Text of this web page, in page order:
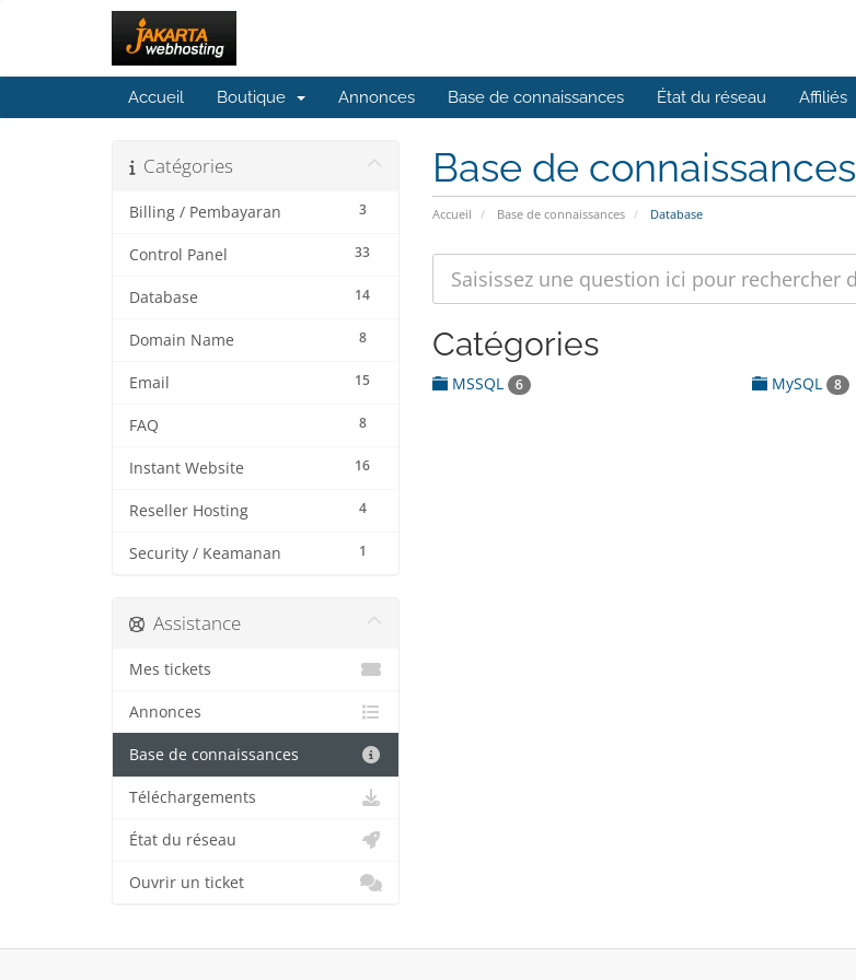
Accueil Boutique Annonces Base de connaissances État du réseau Affiliés
Base de connaissances
Accueil Base de connaissances Database
Catégories
3
Billing / Pembayaran
33
Control Panel
14
Database
8
Domain Name
15
Email
8
FAQ
16
Instant Website
4
Reseller Hosting
1
Security / Keamanan
Catégories
MSSQL 6 MySQL 8
Assistance
Mes tickets
Annonces
Base de connaissances
Téléchargements
État du réseau
Ouvrir un ticket